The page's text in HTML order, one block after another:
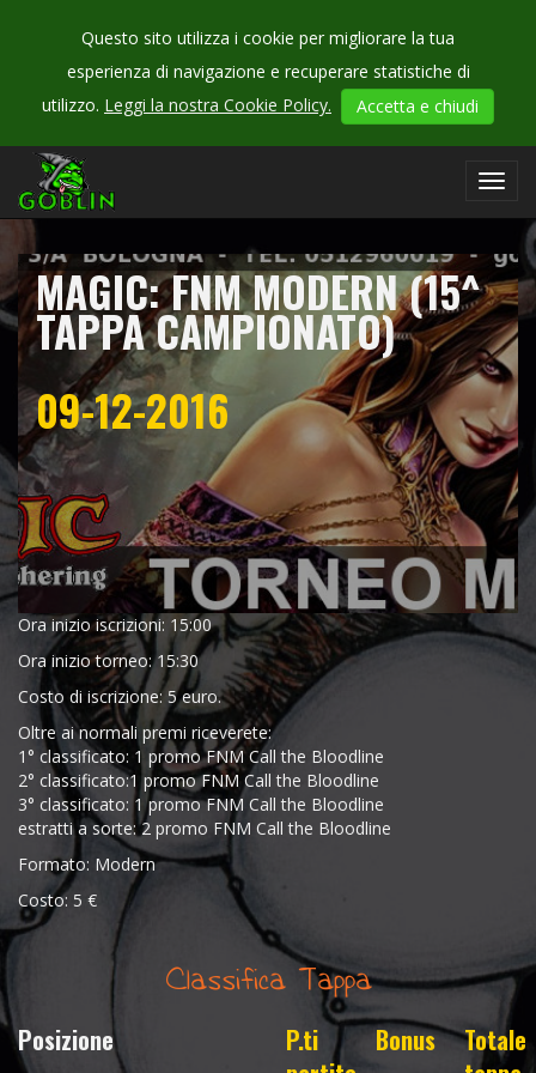
Questo sito utilizza i cookie per migliorare la tua
esperienza di navigazione e recuperare statistiche di
utilizzo. Leggi la nostra Cookie Policy. Accetta e chiudi
CHECK
OUR
MAGIC: FNM MODERN (15^
TAPPA CAMPIONATO)
09-12-2016
Ora inizio iscrizioni: 15:00
Ora inizio torneo: 15:30
Costo di iscrizione: 5 euro.
Oltre ai normali premi riceverete:
1° classificato: 1 promo FNM Call the Bloodline
2° classificato:1 promo FNM Call the Bloodline
3° classificato: 1 promo FNM Call the Bloodline
estratti a sorte: 2 promo FNM Call the Bloodline
Formato: Modern
Costo: 5 €
Classifica Tappa
Posizione
P.ti
Bonus
Totale